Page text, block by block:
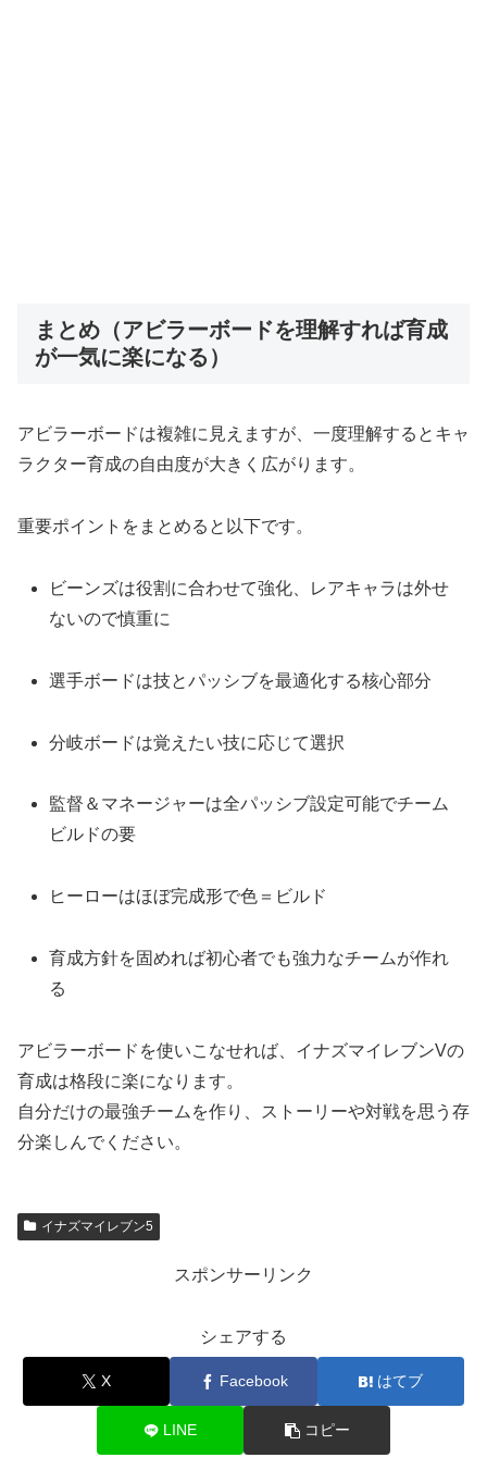
まとめ（アビラーボードを理解すれば育成
が一気に楽になる）
アビラーボードは複雑に見えますが、一度理解するとキャ
ラクター育成の自由度が大きく広がります。
重要ポイントをまとめると以下です。
ビーンズは役割に合わせて強化、レアキャラは外せ
ないので慎重に
選手ボードは技とパッシブを最適化する核心部分
分岐ボードは覚えたい技に応じて選択
監督＆マネージャーは全パッシブ設定可能でチーム
ビルドの要
ヒーローはほぼ完成形で色＝ビルド
育成方針を固めれば初心者でも強力なチームが作れ
る
アビラーボードを使いこなせれば、イナズマイレブンVの
育成は格段に楽になります。
自分だけの最強チームを作り、ストーリーや対戦を思う存
分楽しんでください。
イナズマイレブン5
スポンサーリンク
シェアする
X Facebook はてブ
LINE コピー